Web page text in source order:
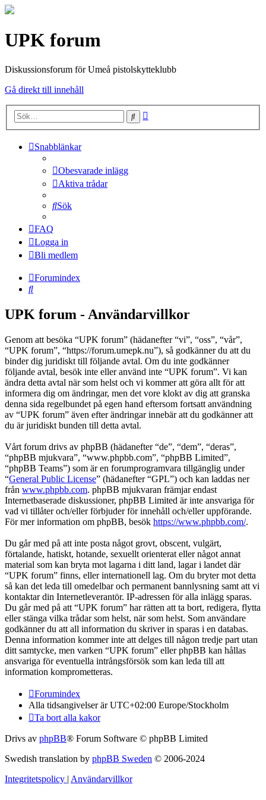
UPK forum
Diskussionsforum för Umeå pistolskytteklubb
Gå direkt till innehåll
Sök
Snabblänkar
Obesvarade inlägg
Aktiva trådar
Sök
FAQ
Logga in
Bli medlem
Forumindex
Sök
UPK forum - Användarvillkor
Genom att besöka “UPK forum” (hädanefter “vi”, “oss”, “vår”,
“UPK forum”, “https://forum.umepk.nu”), så godkänner du att du
binder dig juridiskt till följande avtal. Om du inte godkänner
följande avtal, besök inte eller använd inte “UPK forum”. Vi kan
ändra detta avtal när som helst och vi kommer att göra allt för att
informera dig om ändringar, men det vore klokt av dig att granska
denna sida regelbundet på egen hand eftersom fortsatt användning
av “UPK forum” även efter ändringar innebär att du godkänner att
du är juridiskt bunden till detta avtal.
Vårt forum drivs av phpBB (hädanefter “de”, “dem”, “deras”,
“phpBB mjukvara”, “www.phpbb.com”, “phpBB Limited”,
“phpBB Teams”) som är en forumprogramvara tillgänglig under
“General Public License” (hädanefter “GPL”) och kan laddas ner
från www.phpbb.com. phpBB mjukvaran främjar endast
Internetbaserade diskussioner, phpBB Limited är inte ansvariga för
vad vi tillåter och/eller förbjuder för innehåll och/eller uppförande.
För mer information om phpBB, besök https://www.phpbb.com/.
Du går med på att inte posta något grovt, obscent, vulgärt,
förtalande, hatiskt, hotande, sexuellt orienterat eller något annat
material som kan bryta mot lagarna i ditt land, lagar i landet där
“UPK forum” finns, eller internationell lag. Om du bryter mot detta
så kan det leda till omedelbar och permanent bannlysning samt att vi
kontaktar din Internetleverantör. IP-adressen för alla inlägg sparas.
Du går med på att “UPK forum” har rätten att ta bort, redigera, flytta
eller stänga vilka trådar som helst, när som helst. Som användare
godkänner du att all information du skriver in sparas i en databas.
Denna information kommer inte att delges till någon tredje part utan
ditt samtycke, men varken “UPK forum” eller phpBB kan hållas
ansvariga för eventuella intrångsförsök som kan leda till att
information komprometteras.
Forumindex
Alla tidsangivelser är UTC+02:00 Europe/Stockholm
Ta bort alla kakor
Drivs av phpBB® Forum Software © phpBB Limited
Swedish translation by phpBB Sweden © 2006-2024
Integritetspolicy | Användarvillkor